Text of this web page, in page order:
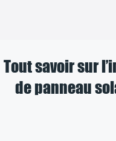
Tout savoir sur
de panneau